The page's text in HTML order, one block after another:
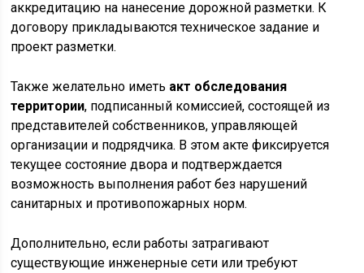
аккредитацию на нанесение дорожной разметки. К
договору прикладываются техническое задание и
проект разметки.
Также желательно иметь акт обследования
территории, подписанный комиссией, состоящей из
представителей собственников, управляющей
организации и подрядчика. В этом акте фиксируется
текущее состояние двора и подтверждается
возможность выполнения работ без нарушений
санитарных и противопожарных норм.
Дополнительно, если работы затрагивают
существующие инженерные сети или требуют